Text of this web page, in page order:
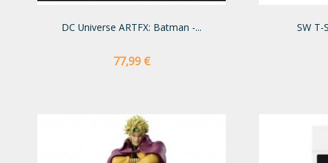
DC Universe ARTFX: Batman -...
Preço
77,99 €
SW T-